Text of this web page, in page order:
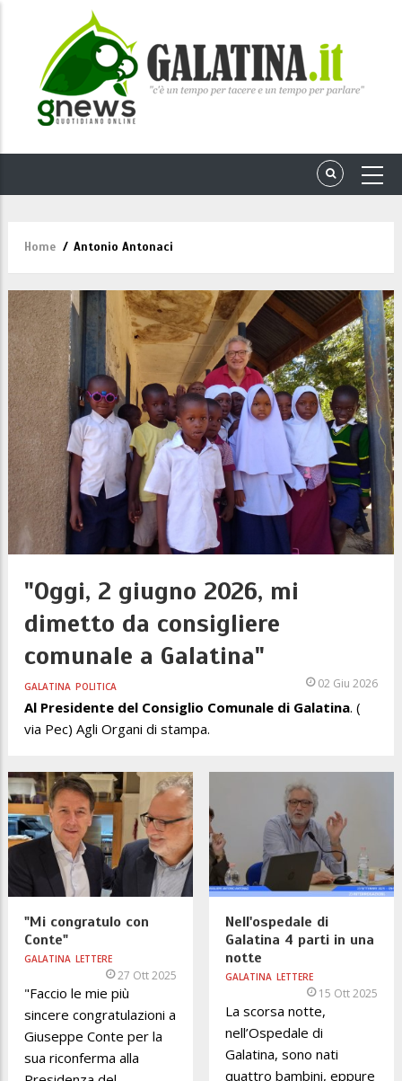
Briciole
di
pane
Home / Antonio Antonaci
"Oggi, 2 giugno 2026, mi
dimetto da consigliere
comunale a Galatina"
GALATINA POLITICA 02 Giu 2026
Al Presidente del Consiglio Comunale di Galatina. (
via Pec) Agli Organi di stampa.
"Mi congratulo con
Conte"
GALATINA LETTERE
27 Ott 2025
"Faccio le mie più
sincere congratulazioni a
Giuseppe Conte per la
sua riconferma alla
Nell'ospedale di
Galatina 4 parti in una
notte
GALATINA LETTERE
15 Ott 2025
La scorsa notte,
nell’Ospedale di
Galatina, sono nati
quattro bambini, eppure